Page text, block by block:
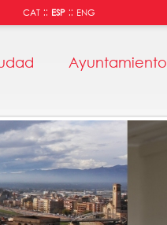
CAT:: ESP:: ENG
Ayuntamiento